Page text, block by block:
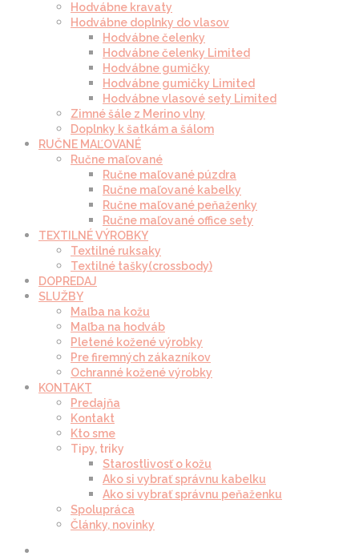
Hodvábne kravaty
Hodvábne doplnky do vlasov
Hodvábne čelenky
Hodvábne čelenky Limited
Hodvábne gumičky
Hodvábne gumičky Limited
Hodvábne vlasové sety Limited
Zimné šále z Merino vlny
Doplnky k šatkám a šálom
RUČNE MAĽOVANÉ
Ručne maľované
Ručne maľované púzdra
Ručne maľované kabelky
Ručne maľované peňaženky
Ručne maľované office sety
TEXTILNÉ VÝROBKY
Textilné ruksaky
Textilné tašky(crossbody)
DOPREDAJ
SLUŽBY
Maľba na kožu
Maľba na hodváb
Pletené kožené výrobky
Pre firemných zákazníkov
Ochranné kožené výrobky
KONTAKT
Predajňa
Kontakt
Kto sme
Tipy, triky
Starostlivosť o kožu
Ako si vybrať správnu kabelku
Ako si vybrať správnu peňaženku
Spolupráca
Články, novinky